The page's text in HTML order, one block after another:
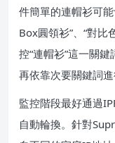
件簡單的連帽衫可
Box圓領衫”、“對比
控“連帽衫”這一關
再依靠次要關鍵詞進
監控階段最好通過
自動輪換。針對